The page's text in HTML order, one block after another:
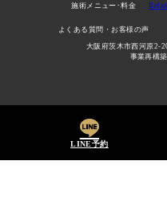
施術メニュー･料金
よくある質問・お客様の声
大阪府茨木市西河原2-
事業再構
LINE予約